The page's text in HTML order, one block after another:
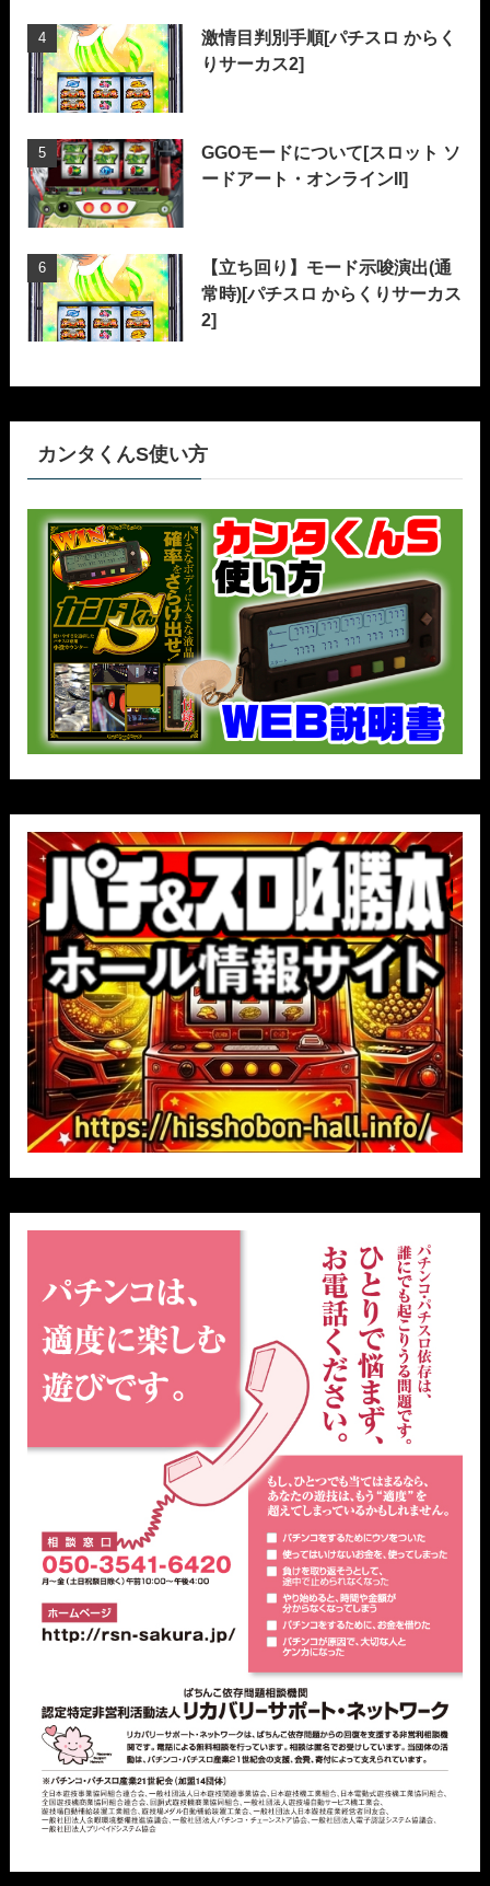
激情目判別手順[パチスロ からく
りサーカス2]
GGOモードについて[スロット ソ
ードアート・オンラインII]
【立ち回り】モード示唆演出(通
常時)[パチスロ からくりサーカス
2]
カンタくんS使い方